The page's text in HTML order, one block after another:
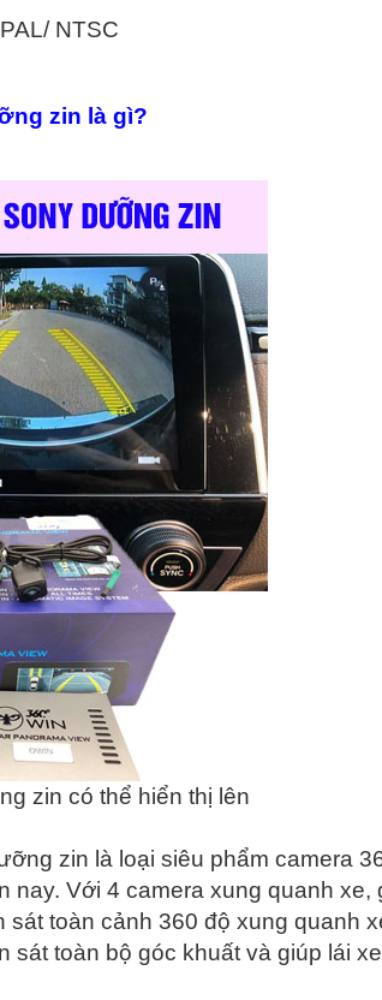
NTSC
zin là gì?
zin có thể hiển thị lên
zin là loại siêu phẩm camera
nay. Với 4 camera xung quanh xe,
sát toàn cảnh 360 độ xung quanh
sát toàn bộ góc khuất và giúp lái